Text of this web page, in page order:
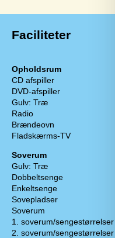
Faciliteter
Opholdsrum
CD afspiller
DVD-afspiller
Gulv: Træ
Radio
Brændeovn
Fladskærms-TV
Soverum
Gulv: Træ
Dobbeltsenge
Enkeltsenge
Sovepladser
Soverum
1. soverum/sengestørrelser
2. soverum/sengestørrelser